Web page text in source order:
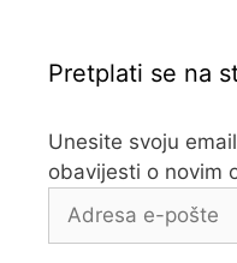
Pretplati se na
Unesite svoju
obavijesti o novim
Adresa